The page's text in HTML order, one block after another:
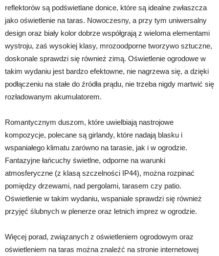
reflektorów są podświetlane donice, które są idealne zwłaszcza
jako oświetlenie na taras. Nowoczesny, a przy tym uniwersalny
design oraz biały kolor dobrze współgrają z wieloma elementami
wystroju, zaś wysokiej klasy, mrozoodporne tworzywo sztuczne,
doskonale sprawdzi się również zimą. Oświetlenie ogrodowe w
takim wydaniu jest bardzo efektowne, nie nagrzewa się, a dzięki
podłączeniu na stałe do źródła prądu, nie trzeba nigdy martwić się
rozładowanym akumulatorem.
Romantycznym duszom, które uwielbiają nastrojowe
kompozycje, polecane są girlandy, które nadają blasku i
wspaniałego klimatu zarówno na tarasie, jak i w ogrodzie.
Fantazyjne łańcuchy świetlne, odporne na warunki
atmosferyczne (z klasą szczelności IP44), można rozpinać
pomiędzy drzewami, nad pergolami, tarasem czy patio.
Oświetlenie w takim wydaniu, wspaniale sprawdzi się również
przyjęć ślubnych w plenerze oraz letnich imprez w ogrodzie.
Więcej porad, związanych z oświetleniem ogrodowym oraz
oświetleniem na taras można znaleźć na stronie internetowej